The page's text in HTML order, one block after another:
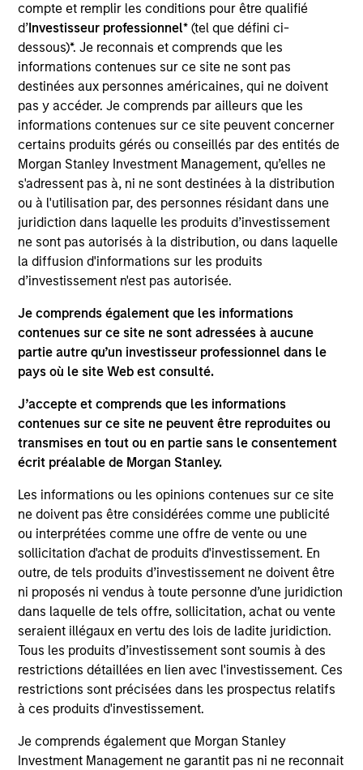
compte et remplir les conditions pour être qualifié
d’Investisseur professionnel* (tel que défini ci-
dessous)*. Je reconnais et comprends que les
informations contenues sur ce site ne sont pas
destinées aux personnes américaines, qui ne doivent
pas y accéder. Je comprends par ailleurs que les
informations contenues sur ce site peuvent concerner
certains produits gérés ou conseillés par des entités de
Morgan Stanley Investment Management, qu’elles ne
s'adressent pas à, ni ne sont destinées à la distribution
ou à l'utilisation par, des personnes résidant dans une
juridiction dans laquelle les produits d’investissement
ne sont pas autorisés à la distribution, ou dans laquelle
la diffusion d'informations sur les produits
d’investissement n'est pas autorisée.
Je comprends également que les informations
contenues sur ce site ne sont adressées à aucune
partie autre qu’un investisseur professionnel dans le
pays où le site Web est consulté.
J’accepte et comprends que les informations
contenues sur ce site ne peuvent être reproduites ou
transmises en tout ou en partie sans le consentement
écrit préalable de Morgan Stanley.
Les informations ou les opinions contenues sur ce site
ne doivent pas être considérées comme une publicité
ou interprétées comme une offre de vente ou une
sollicitation d'achat de produits d'investissement. En
outre, de tels produits d’investissement ne doivent être
ni proposés ni vendus à toute personne d’une juridiction
dans laquelle de tels offre, sollicitation, achat ou vente
seraient illégaux en vertu des lois de ladite juridiction.
Tous les produits d’investissement sont soumis à des
restrictions détaillées en lien avec l'investissement. Ces
restrictions sont précisées dans les prospectus relatifs
à ces produits d'investissement.
Je comprends également que Morgan Stanley
Investment Management ne garantit pas ni ne reconnait
Differentiators
1
Security Selection
We specialize in high quality securitized investing,
including traditional, low volatility ABS and Agency MBS
backed by single- and multi-family loans. Our approach
predictable cash flows and low credit and event risk.
2
Sector Emphasis
We deemphasize corporate bonds. Instead, we
emphasize high quality securitized bonds because they
office similar yields to corporate bonds with lower
correlations to risk assets.
3
Results of Our Process
We seek to provide liquidity in all markets and deliver a
consistent return profile with a low correlation to risk
assets, helping offset risk in a diversified portfolio.
Investment Approach